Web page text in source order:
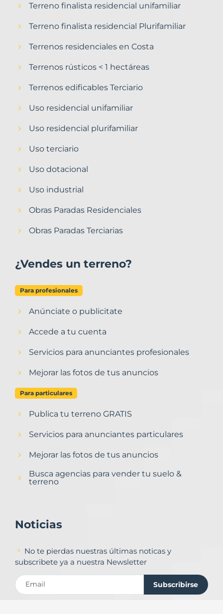
Terreno finalista residencial unifamiliar
Terreno finalista residencial Plurifamiliar
Terrenos residenciales en Costa
Terrenos rústicos < 1 hectáreas
Terrenos edificables Terciario
Uso residencial unifamiliar
Uso residencial plurifamiliar
Uso terciario
Uso dotacional
Uso industrial
Obras Paradas Residenciales
Obras Paradas Terciarias
¿Vendes un terreno?
Para profesionales
Anúnciate o publicitate
Accede a tu cuenta
Servicios para anunciantes profesionales
Mejorar las fotos de tus anuncios
Para particulares
Publica tu terreno GRATIS
Servicios para anunciantes particulares
Mejorar las fotos de tus anuncios
Busca agencias para vender tu suelo &
terreno
Noticias
No te pierdas nuestras últimas noticas y
subscribete ya a nuestra Newsletter
Subscribirse